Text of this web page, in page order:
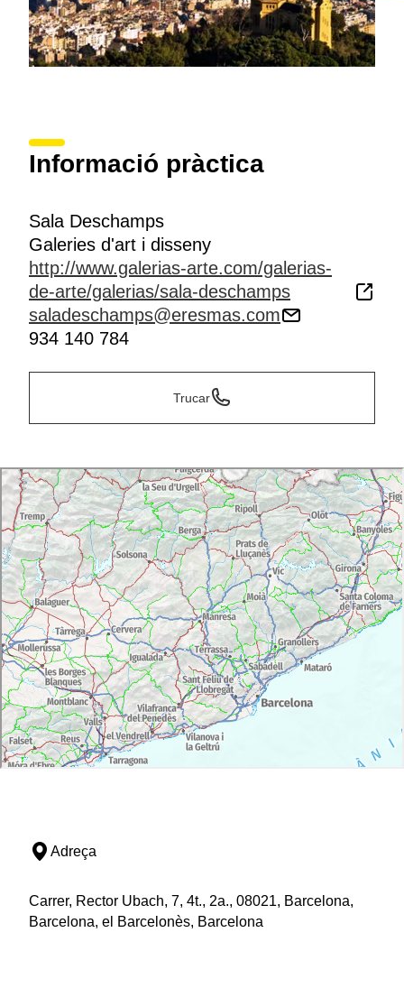
Informació pràctica
Sala Deschamps
Galeries d'art i disseny
http://www.galerias-arte.com/galerias-
de-arte/galerias/sala-deschamps
saladeschamps@eresmas.com
934 140 784
Trucar
Adreça
Carrer, Rector Ubach, 7, 4t., 2a., 08021, Barcelona,
Barcelona, el Barcelonès, Barcelona